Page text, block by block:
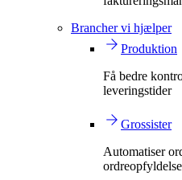
Brancher vi hjælper
Produktion
Få bedre
leveringstider
Grossister
Automatiser
ordreopfyldelse